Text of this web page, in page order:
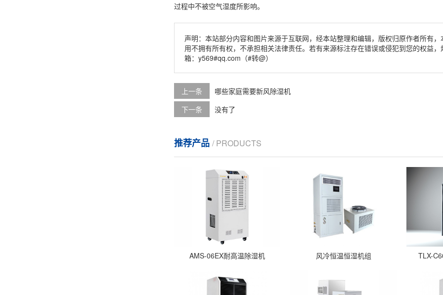
过程中不被空气湿度所影响。
声明：本站部分内容和图片来源于互联网，经本站整理和编辑，版权归原作者所有
用不拥有所有权，不承担相关法律责任。若有来源标注存在错误或侵犯到您的权益
箱：y569#qq.com（#转@）
上一条
哪些家庭需要新风除湿机
下一条
没有了
推荐产品 / PRODUCTS
AMS-06EX耐高温除湿机 风冷恒温恒湿机组 TLX-